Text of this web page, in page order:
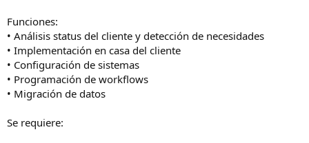
Funciones:
• Análisis status del cliente y detección de necesidades
• Implementación en casa del cliente
• Configuración de sistemas
• Programación de workflows
• Migración de datos
Se requiere: